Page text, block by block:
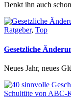
Denkt ihn auch
Ratgeber, Top
Gesetzliche
Neues Jahr, neues